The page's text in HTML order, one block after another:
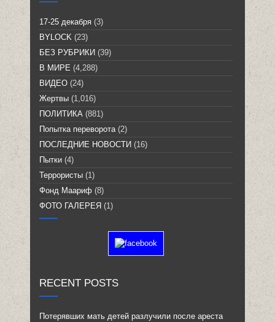
17-25 декабря (3)
BYLOCK (23)
БЕЗ РУБРИКИ (39)
В МИРЕ (4,288)
ВИДЕО (24)
Жертвы (1,016)
ПОЛИТИКА (881)
Попытка переворота(2)
ПОСЛЕДНИЕ НОВОСТИ (16)
Пытки (4)
Террористы (1)
Фонд Маариф (8)
ФОТО ГАЛЕРЕЯ (1)
RECENT POSTS
Потерявших мать детей разлучили после ареста